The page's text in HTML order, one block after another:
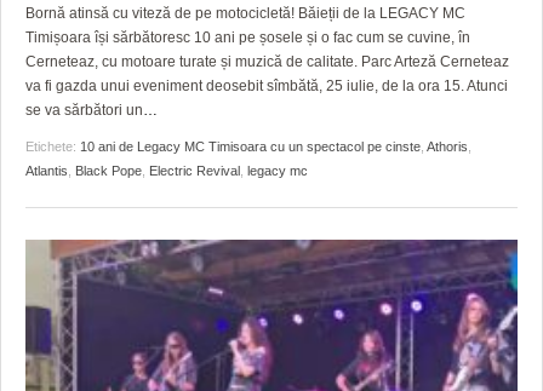
GRĂDINA TAICII DOMNULUI
ZIARISTU’ DE TERASĂ
CU OIŞTEA-N KIERKEGAARD
FINANŢĂRI DE LA A LA Z
PE SURSE
CRONICĂ DE FILM
UNDE MERGEM
FILME DOCUMENTARE
CLIPURI VIDEO
JOCURI ONLINE
ACCIDENTE
ANUNŢURI
INFO SI UTILE
CULTURA
INVATAMANT
JUSTITIE
FILME DOCUMENTARE
CLIPURI VIDEO
Bornă atinsă cu viteză de pe motocicletă! Băieții de la LEGACY MC
Timișoara își sărbătoresc 10 ani pe șosele și o fac cum se cuvine, în
Cerneteaz, cu motoare turate și muzică de calitate. Parc Arteză Cerneteaz
va fi gazda unui eveniment deosebit sîmbătă, 25 iulie, de la ora 15. Atunci
se va sărbători un…
Etichete: 10 ani de Legacy MC Timisoara cu un spectacol pe cinste Athoris
Atlantis
Black Pope Electric Revival legacy mc